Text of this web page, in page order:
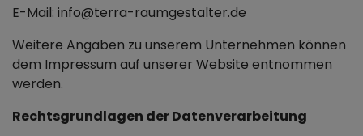
E-Mail: info@terra-raumgestalter.de
Weitere Angaben zu unserem Unternehmen können
dem Impressum auf unserer Website entnommen
werden.
Rechtsgrundlagen der Datenverarbeitung